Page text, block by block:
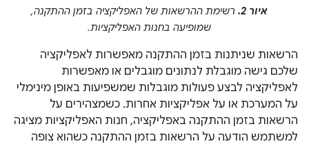
איור 2.
רשימת ההרשאות של האפליקציה בזמן ההתקנה,
שמופיעה בחנות האפליקציות.
הרשאות שניתנות בזמן ההתקנה מאפשרות לאפליקציה
שלכם גישה מוגבלת לנתונים מוגבלים או מאפשרות
לאפליקציה לבצע פעולות מוגבלות שמשפיעות באופן מינימלי
על המערכת או על אפליקציות אחרות. כשמצהירים על
הרשאות בזמן ההתקנה באפליקציה, חנות האפליקציות מציגה
למשתמש הודעה על הרשאות בזמן ההתקנה כשהוא צופה